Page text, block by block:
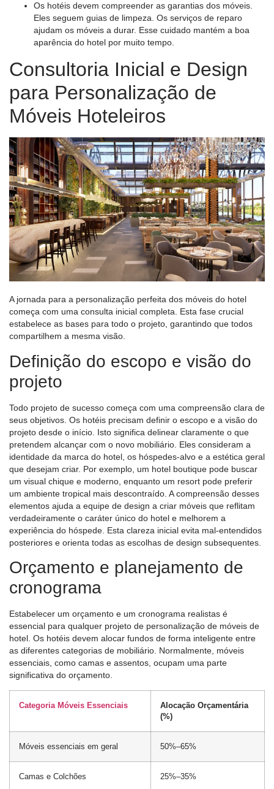
Os hotéis devem compreender as garantias dos móveis.
Eles seguem guias de limpeza. Os serviços de reparo
ajudam os móveis a durar. Esse cuidado mantém a boa
aparência do hotel por muito tempo.
Consultoria Inicial e Design
para Personalização de
Móveis Hoteleiros
A jornada para a personalização perfeita dos móveis do hotel
começa com uma consulta inicial completa. Esta fase crucial
estabelece as bases para todo o projeto, garantindo que todos
compartilhem a mesma visão.
Definição do escopo e visão do
projeto
Todo projeto de sucesso começa com uma compreensão clara de
seus objetivos. Os hotéis precisam definir o escopo e a visão do
projeto desde o início. Isto significa delinear claramente o que
pretendem alcançar com o novo mobiliário. Eles consideram a
identidade da marca do hotel, os hóspedes-alvo e a estética geral
que desejam criar. Por exemplo, um hotel boutique pode buscar
um visual chique e moderno, enquanto um resort pode preferir
um ambiente tropical mais descontraído. A compreensão desses
elementos ajuda a equipe de design a criar móveis que reflitam
verdadeiramente o caráter único do hotel e melhorem a
experiência do hóspede. Esta clareza inicial evita mal-entendidos
posteriores e orienta todas as escolhas de design subsequentes.
Orçamento e planejamento de
cronograma
Estabelecer um orçamento e um cronograma realistas é
essencial para qualquer projeto de personalização de móveis de
hotel. Os hotéis devem alocar fundos de forma inteligente entre
as diferentes categorias de mobiliário. Normalmente, móveis
essenciais, como camas e assentos, ocupam uma parte
significativa do orçamento.
Categoria Móveis Essenciais
Alocação Orçamentária
(%)
Móveis essenciais em geral 50%–65%
Camas e Colchões 25%–35%